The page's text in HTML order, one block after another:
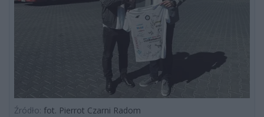
Źródło: fot. Pierrot Czarni Radom